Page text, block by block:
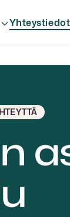
Yhteystiedot